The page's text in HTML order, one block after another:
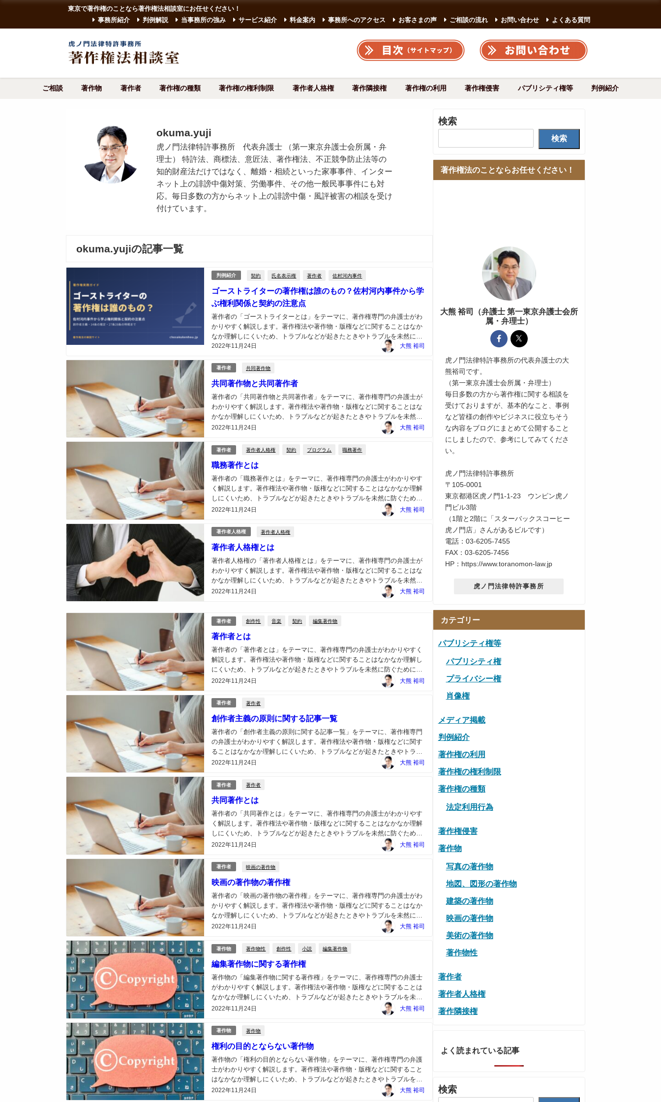
東京で著作権のことなら著作権法相談室にお任せください！
事務所紹介
判例解説 当事務所の強み サービス紹介 料金案内 事務所へのアクセス お客さまの声 ご相談の流れ お問い合わせ よくある質問
ご相談 著作物 著作者 著作権の種類 著作権の権利制限 著作者人格権 著作隣接権 著作権の利用 著作権侵害 パブリシティ権等 判例紹介
okuma.yuji
虎ノ門法律特許事務所 代表弁護士 （第一東京弁護士会所属・弁
理士） 特許法、商標法、意匠法、著作権法、不正競争防止法等の
知的財産法だけではなく、離婚・相続といった家事事件、インター
ネット上の誹謗中傷対策、労働事件、その他一般民事事件にも対
応。毎日多数の方からネット上の誹謗中傷・風評被害の相談を受け
付けています。
okuma.yujiの記事一覧
判例紹介 契約 氏名表示権 著作者 佐村河内事件
ゴーストライターの著作権は誰のもの？佐村河内事件から学
ぶ権利関係と契約の注意点
2022年11月24日
著作者の「ゴーストライターとは」をテーマに、著作権専門の弁護士がわ
かりやすく解説します。著作権法や著作物・版権などに関することはなか
なか理解しにくいため、トラブルなどが起きたときやトラブルを未然に防
ぐためには著作権の専門の弁護士にご相談ください。...
大熊 裕司
著作者 共同著作物
共同著作物と共同著作者
2022年11月24日
著作者の「共同著作物と共同著作者」をテーマに、著作権専門の弁護士が
わかりやすく解説します。著作権法や著作物・版権などに関することはな
かなか理解しにくいため、トラブルなどが起きたときやトラブルを未然に
防ぐためには著作権の専門の弁護士にご相談ください。...
大熊 裕司
著作者 著作者人格権 契約 プログラム 職務著作
職務著作とは
2022年11月24日
著作者の「職務著作とは」をテーマに、著作権専門の弁護士がわかりやす
く解説します。著作権法や著作物・版権などに関することはなかなか理解
しにくいため、トラブルなどが起きたときやトラブルを未然に防ぐために
は著作権の専門の弁護士にご相談ください。...
大熊 裕司
著作者人格権 著作者人格権
著作者人格権とは
2022年11月24日
著作者人格権の「著作者人格権とは」をテーマに、著作権専門の弁護士が
わかりやすく解説します。著作権法や著作物・版権などに関することはな
かなか理解しにくいため、トラブルなどが起きたときやトラブルを未然に
防ぐためには著作権の専門の弁護士にご相談ください。...
大熊 裕司
著作者 創作性 音楽 契約 編集著作物
著作者とは
2022年11月24日
著作者の「著作者とは」をテーマに、著作権専門の弁護士がわかりやすく
解説します。著作権法や著作物・版権などに関することはなかなか理解し
にくいため、トラブルなどが起きたときやトラブルを未然に防ぐためには
著作権の専門の弁護士にご相談ください。...
大熊 裕司
著作者 著作者
創作者主義の原則に関する記事一覧
2022年11月24日
著作者の「創作者主義の原則に関する記事一覧」をテーマに、著作権専門
の弁護士がわかりやすく解説します。著作権法や著作物・版権などに関す
ることはなかなか理解しにくいため、トラブルなどが起きたときやトラブ
ルを未然に防ぐためには著作権の専門の弁護士にご相談ください。...大熊 裕司
著作者 著作者
共同著作とは
2022年11月24日
著作者の「共同著作とは」をテーマに、著作権専門の弁護士がわかりやす
く解説します。著作権法や著作物・版権などに関することはなかなか理解
しにくいため、トラブルなどが起きたときやトラブルを未然に防ぐために
は著作権の専門の弁護士にご相談ください。...
大熊 裕司
著作者 映画の著作物
映画の著作物の著作権
2022年11月24日
著作者の「映画の著作物の著作権」をテーマに、著作権専門の弁護士がわ
かりやすく解説します。著作権法や著作物・版権などに関することはなか
なか理解しにくいため、トラブルなどが起きたときやトラブルを未然に防
ぐためには著作権の専門の弁護士にご相談ください。...
大熊 裕司
著作物 著作物性 創作性 小説 編集著作物
編集著作物に関する著作権
2022年11月24日
著作物の「編集著作物に関する著作権」をテーマに、著作権専門の弁護士
がわかりやすく解説します。著作権法や著作物・版権などに関することは
なかなか理解しにくいため、トラブルなどが起きたときやトラブルを未然
に防ぐためには著作権の専門の弁護士にご相談ください。...
大熊 裕司
著作物 著作物
権利の目的とならない著作物
2022年11月24日
著作物の「権利の目的とならない著作物」をテーマに、著作権専門の弁護
士がわかりやすく解説します。著作権法や著作物・版権などに関すること
はなかなか理解しにくいため、トラブルなどが起きたときやトラブルを未
然に防ぐためには著作権の専門の弁護士にご相談ください。...
大熊 裕司
検索
検索
著作権法のことならお任せください！
大熊 裕司（弁護士 第一東京弁護士会所
属・弁理士）
虎ノ門法律特許事務所の代表弁護士の大
熊裕司です。
（第一東京弁護士会所属・弁理士）
毎日多数の方から著作権に関する相談を
受けておりますが、基本的なこと、事例
など皆様の創作やビジネスに役立ちそう
な内容をブログにまとめて公開すること
にしましたので、参考にしてみてくださ
い。
虎ノ門法律特許事務所
〒105-0001
東京都港区虎ノ門1-1-23 ウンピン虎ノ
門ビル3階
（1階と2階に「スターバックスコーヒー
虎ノ門店」さんがあるビルです）
電話：03-6205-7455
FAX：03-6205-7456
HP：https://www.toranomon-law.jp
虎ノ門法律特許事務所
カテゴリー
パブリシティ権等
パブリシティ権
プライバシー権
肖像権
メディア掲載
判例紹介
著作権の利用
著作権の権利制限
著作権の種類
法定利用行為
著作権侵害
著作物
写真の著作物
地図、図形の著作物
建築の著作物
映画の著作物
美術の著作物
著作物性
著作者
著作者人格権
著作隣接権
よく読まれている記事
検索